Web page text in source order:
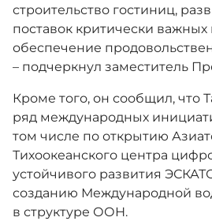
строительство гостиниц,
поставок критически
обеспечение
– подчеркнул заместитель
Кроме того, он сообщил, что
ряд международных
том числе по открытию
Тихоокеанского центра
устойчивого развития
созданию Международной
в структуре ООН.